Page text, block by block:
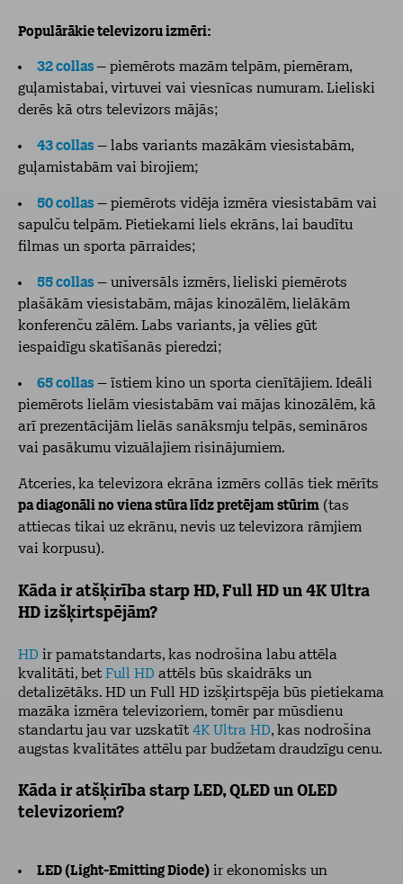
Populārākie televizoru izmēri:
32 collas– piemērots mazām telpām, piemēram,
guļamistabai, virtuvei vai viesnīcas numuram. Lieliski
derēs kā otrs televizors mājās;
43 collas – labs variants mazākām viesistabām,
guļamistabām vai birojiem;
50 collas – piemērots vidēja izmēra viesistabām vai
sapulču telpām. Pietiekami liels ekrāns, lai baudītu
filmas un sporta pārraides;
55 collas – universāls izmērs, lieliski piemērots
plašākām viesistabām, mājas kinozālēm, lielākām
konferenču zālēm. Labs variants, ja vēlies gūt
iespaidīgu skatīšanās pieredzi;
65 collas – īstiem kino un sporta cienītājiem. Ideāli
piemērots lielām viesistabām vai mājas kinozālēm, kā
arī prezentācijām lielās sanāksmju telpās, semināros
vai pasākumu vizuālajiem risinājumiem.
Atceries, ka televizora ekrāna izmērs collās tiek mērīts
pa diagonāli no viena stūra līdz pretējam stūrim (tas
attiecas tikai uz ekrānu, nevis uz televizora rāmjiem
vai korpusu).
Kāda ir atšķirība starp HD, Full HD un 4K Ultra
HD izšķirtspējām?
HD ir pamatstandarts, kas nodrošina labu attēla
kvalitāti, bet Full HD attēls būs skaidrāks un
detalizētāks. HD un Full HD izšķirtspēja būs pietiekama
mazāka izmēra televizoriem, tomēr par mūsdienu
standartu jau var uzskatīt 4K Ultra HD, kas nodrošina
augstas kvalitātes attēlu par budžetam draudzīgu cenu.
Kāda ir atšķirība starp LED, QLED un OLED
televizoriem?
LED (Light-Emitting Diode) ir ekonomisks un